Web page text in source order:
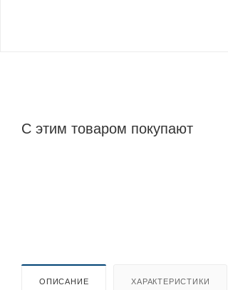
С этим товаром покупают
ОПИСАНИЕ ХАРАКТЕРИСТИКИ